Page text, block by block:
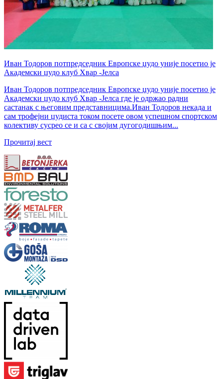
Иван Тодоров потпредседник Европске џудо уније посетио је
Академски џудо клуб Хвар -Јелса
Иван Тодоров потпредседник Европске џудо уније посетио је
Академски џудо клуб Хвар -Јелса где је одржао радни
састанак с његовим представницима.Иван Тодоров некада и
сам трофејни џудиста током посете овом успешном спортском
колективу сусрео се и са с својим дугогодишњим...
Прочитај вест